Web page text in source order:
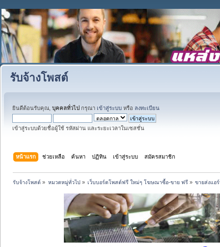
รับจ้างโพสต์
ยินดีต้อนรับคุณ, บุคคลทั่วไป กรุณา เข้าสู่ระบบ หรือ ลงทะเบียน
เข้าสู่ระบบด้วยชื่อผู้ใช้ รหัสผ่าน และระยะเวลาในเซสชั่น
หน้าแรก ช่วยเหลือ ค้นหา ปฏิทิน เข้าสู่ระบบ สมัครสมาชิก
รับจ้างโพสต์ » หมวดหมู่ทั่วไป» เว็บบอร์ดโพสต์ฟรี ใหม่ๆ โฆษณาซื้อ-ขาย ฟรี» ขายส่งแอ